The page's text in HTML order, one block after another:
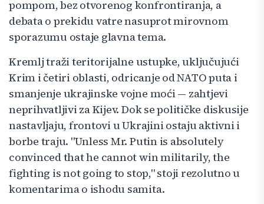
pompom, bez otvorenog konfrontiranja, a
debata o prekidu vatre nasuprot mirovnom
sporazumu ostaje glavna tema.
Kremlj traži teritorijalne ustupke, uključujući
Krim i četiri oblasti, odricanje od NATO puta i
smanjenje ukrajinske vojne moći — zahtjevi
neprihvatljivi za Kijev. Dok se političke diskusije
nastavljaju, frontovi u Ukrajini ostaju aktivni i
borbe traju. "Unless Mr. Putin is absolutely
convinced that he cannot win militarily, the
fighting is not going to stop," stoji rezolutno u
komentarima o ishodu samita.